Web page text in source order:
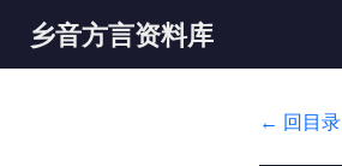
乡音方言资料库
← 回目录